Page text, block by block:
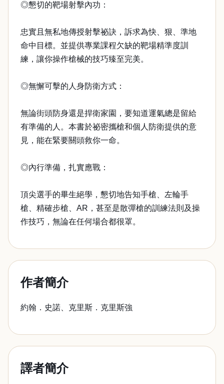
◎懇切的靶場射擊內功：
忠實且無私地傳授射擊祕訣，訴求為快、狠、準地
命中目標。並提供專業課程欠缺的靶場精準度訓
練，讓你操作槍械的技巧臻至完美。
◎無懈可擊的人身防衛方式：
無論街頭防身還是捍衛家園，要知道運氣總是留給
有準備的人。本書於祕密攜槍和個人防衛提供的意
見，能在緊要關頭救你一命。
◎內行準備，扎實應戰：
頂尖選手的畢生絕學，懇切地告知手槍、左輪手
槍、精確步槍、AR，甚至是散彈槍的訓練法則及操
作技巧，無論在任何場合都很罩。
作者簡介
約翰．史諾、克里斯．克里斯強
譯者簡介